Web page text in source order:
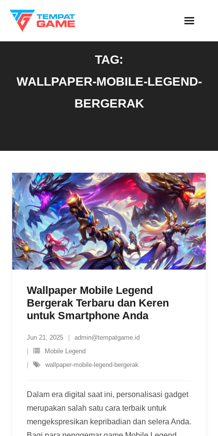
content
TAG:
WALLPAPER-MOBILE-LEGEND-
BERGERAK
Wallpaper Mobile Legend
Bergerak Terbaru dan Keren
untuk Smartphone Anda
Jun 21, 2025
admin@tempatgame.id
Mobile Legend
wallpaper-mobile-legend-bergerak
Dalam era digital saat ini, personalisasi gadget
merupakan salah satu cara terbaik untuk
mengekspresikan kepribadian dan selera Anda.